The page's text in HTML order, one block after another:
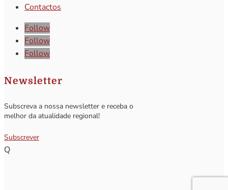
Contactos
Follow
Follow
Follow
Newsletter
Subscreva a nossa newsletter e receba o
melhor da atualidade regional!
Subscrever
Q